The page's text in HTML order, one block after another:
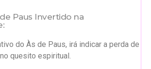
Paus Invertido na
do Às de Paus, irá indicar a perda de
quesito espiritual.